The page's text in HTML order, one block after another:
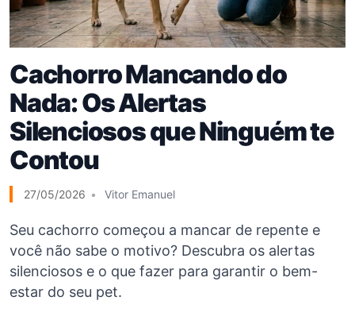
Cachorro Mancando do
Nada: Os Alertas
Silenciosos que Ninguém te
Contou
27/05/2026 Vitor Emanuel
Seu cachorro começou a mancar de repente e
você não sabe o motivo? Descubra os alertas
silenciosos e o que fazer para garantir o bem-
estar do seu pet.